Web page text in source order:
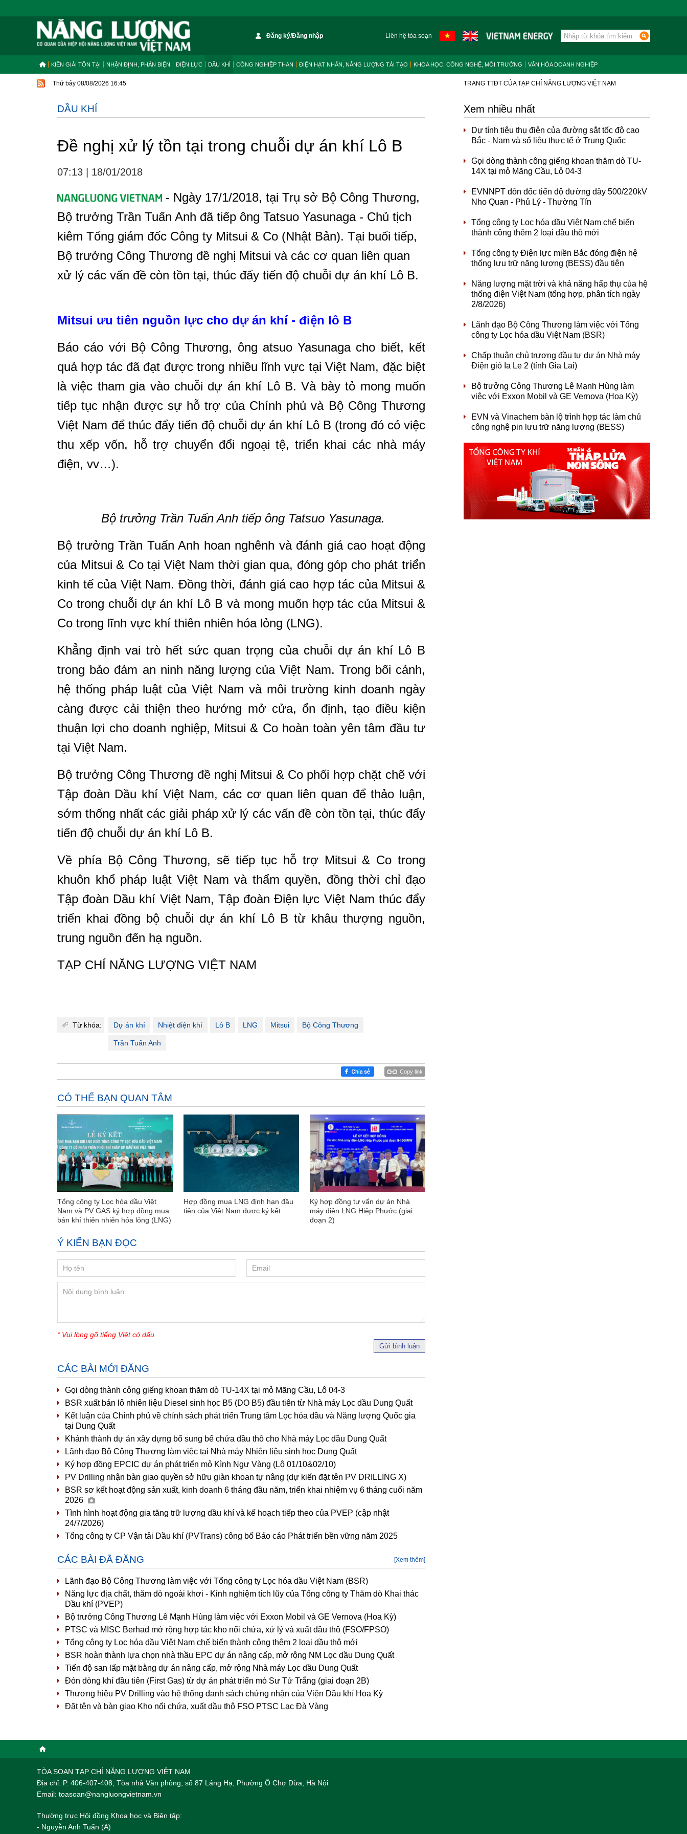
Đăng ký/Đăng nhập Liên hệ tòa soạn
KIẾN GIẢI TỒN TẠI NHẬN ĐỊNH, PHẢN BIỆN ĐIỆN LỰC DẦU KHÍ CÔNG NGHIỆP THAN ĐIỆN HẠT NHÂN, NĂNG LƯỢNG TÁI TẠO KHOA HỌC, CÔNG NGHỆ, MÔI TRƯỜNG VĂN HÓA DOANH NGHIỆP
Thứ bảy 08/08/2026 16:45 TRANG TTĐT CỦA TẠP CHÍ NĂNG LƯỢNG VIỆT NAM
DẦU KHÍ
Đề nghị xử lý tồn tại trong chuỗi dự án khí Lô B
07:13 18/01/2018
- Ngày 17/1/2018, tại Trụ sở Bộ Công Thương,
Bộ trưởng Trần Tuấn Anh đã tiếp ông Tatsuo Yasunaga - Chủ tịch
kiêm Tổng giám đốc Công ty Mitsui & Co (Nhật Bản). Tại buổi tiếp,
Bộ trưởng Công Thương đề nghị Mitsui và các cơ quan liên quan
xử lý các vấn đề còn tồn tại, thúc đẩy tiến độ chuỗi dự án khí Lô B.
Mitsui ưu tiên nguồn lực cho dự án khí - điện lô B
Báo cáo với Bộ Công Thương, ông atsuo Yasunaga cho biết, kết
quả hợp tác đã đạt được trong nhiều lĩnh vực tại Việt Nam, đặc biệt
là việc tham gia vào chuỗi dự án khí Lô B. Và bày tỏ mong muốn
tiếp tục nhận được sự hỗ trợ của Chính phủ và Bộ Công Thương
Việt Nam để thúc đẩy tiến độ chuỗi dự án khí Lô B (trong đó có việc
thu xếp vốn, hỗ trợ chuyển đổi ngoại tệ, triển khai các nhà máy
điện, vv…).
Bộ trưởng Trần Tuấn Anh tiếp ông Tatsuo Yasunaga.
Bộ trưởng Trần Tuấn Anh hoan nghênh và đánh giá cao hoạt động
của Mitsui & Co tại Việt Nam thời gian qua, đóng góp cho phát triển
kinh tế của Việt Nam. Đồng thời, đánh giá cao hợp tác của Mitsui &
Co trong chuỗi dự án khí Lô B và mong muốn hợp tác của Mitsui &
Co trong lĩnh vực khí thiên nhiên hóa lỏng (LNG).
Khẳng định vai trò hết sức quan trọng của chuỗi dự án khí Lô B
trong bảo đảm an ninh năng lượng của Việt Nam. Trong bối cảnh,
hệ thống pháp luật của Việt Nam và môi trường kinh doanh ngày
càng được cải thiện theo hướng mở cửa, ổn định, tạo điều kiện
thuận lợi cho doanh nghiệp, Mitsui & Co hoàn toàn yên tâm đầu tư
tại Việt Nam.
Bộ trưởng Công Thương đề nghị Mitsui & Co phối hợp chặt chẽ với
Tập đoàn Dầu khí Việt Nam, các cơ quan liên quan để thảo luận,
sớm thống nhất các giải pháp xử lý các vấn đề còn tồn tại, thúc đẩy
tiến độ chuỗi dự án khí Lô B.
Về phía Bộ Công Thương, sẽ tiếp tục hỗ trợ Mitsui & Co trong
khuôn khổ pháp luật Việt Nam và thẩm quyền, đồng thời chỉ đạo
Tập đoàn Dầu khí Việt Nam, Tập đoàn Điện lực Việt Nam thúc đẩy
triển khai đồng bộ chuỗi dự án khí Lô B từ khâu thượng nguồn,
trung nguồn đến hạ nguồn.
TẠP CHÍ NĂNG LƯỢNG VIỆT NAM
Từ khóa: Dự án khí Nhiệt điện khí Lô B LNG Mitsui Bộ Công Thương
Trần Tuấn Anh
Copy link
CÓ THỂ BẠN QUAN TÂM
Tổng công ty Lọc hóa dầu Việt
Nam và PV GAS ký hợp đồng mua
bán khí thiên nhiên hóa lỏng (LNG)
Hợp đồng mua LNG định hạn đầu
tiên của Việt Nam được ký kết
Ký hợp đồng tư vấn dự án Nhà
máy điện LNG Hiệp Phước (giai
đoạn 2)
Ý KIẾN BẠN ĐỌC
* Vui lòng gõ tiếng Việt có dấu
Gửi bình luận
CÁC BÀI MỚI ĐĂNG
Gọi dòng thành công giếng khoan thăm dò TU-14X tại mỏ Mãng Cầu, Lô 04-3
BSR xuất bán lô nhiên liệu Diesel sinh học B5 (DO B5) đầu tiên từ Nhà máy Lọc dầu Dung Quất
Kết luận của Chính phủ về chính sách phát triển Trung tâm Lọc hóa dầu và Năng lượng Quốc gia
tại Dung Quất
Khánh thành dự án xây dựng bổ sung bể chứa dầu thô cho Nhà máy Lọc dầu Dung Quất
Lãnh đạo Bộ Công Thương làm việc tại Nhà máy Nhiên liệu sinh học Dung Quất
Ký hợp đồng EPCIC dự án phát triển mỏ Kình Ngư Vàng (Lô 01/10&02/10)
PV Drilling nhận bàn giao quyền sở hữu giàn khoan tự nâng (dự kiến đặt tên PV DRILLING X)
BSR sơ kết hoạt động sản xuất, kinh doanh 6 tháng đầu năm, triển khai nhiệm vụ 6 tháng cuối năm
2026
Tình hình hoạt động gia tăng trữ lượng dầu khí và kế hoạch tiếp theo của PVEP (cập nhật
24/7/2026)
Tổng công ty CP Vận tải Dầu khí (PVTrans) công bố Báo cáo Phát triển bền vững năm 2025
CÁC BÀI ĐÃ ĐĂNG [Xem thêm]
Lãnh đạo Bộ Công Thương làm việc với Tổng công ty Lọc hóa dầu Việt Nam (BSR)
Năng lực địa chất, thăm dò ngoài khơi - Kinh nghiệm tích lũy của Tổng công ty Thăm dò Khai thác
Dầu khí (PVEP)
Bộ trưởng Công Thương Lê Mạnh Hùng làm việc với Exxon Mobil và GE Vernova (Hoa Kỳ)
PTSC và MISC Berhad mở rộng hợp tác kho nổi chứa, xử lý và xuất dầu thô (FSO/FPSO)
Tổng công ty Lọc hóa dầu Việt Nam chế biến thành công thêm 2 loại dầu thô mới
BSR hoàn thành lựa chọn nhà thầu EPC dự án nâng cấp, mở rộng NM Lọc dầu Dung Quất
Tiến độ san lấp mặt bằng dự án nâng cấp, mở rộng Nhà máy Lọc dầu Dung Quất
Đón dòng khí đầu tiên (First Gas) từ dự án phát triển mỏ Sư Tử Trắng (giai đoạn 2B)
Thương hiệu PV Drilling vào hệ thống danh sách chứng nhận của Viện Dầu khí Hoa Kỳ
Đặt tên và bàn giao Kho nổi chứa, xuất dầu thô FSO PTSC Lạc Đà Vàng
Xem nhiều nhất
Dự tính tiêu thụ điện của đường sắt tốc độ cao
Bắc - Nam và số liệu thực tế ở Trung Quốc
Gọi dòng thành công giếng khoan thăm dò TU-
14X tại mỏ Mãng Cầu, Lô 04-3
EVNNPT đôn đốc tiến độ đường dây 500/220kV
Nho Quan - Phủ Lý - Thường Tín
Tổng công ty Lọc hóa dầu Việt Nam chế biến
thành công thêm 2 loại dầu thô mới
Tổng công ty Điện lực miền Bắc đóng điện hệ
thống lưu trữ năng lượng (BESS) đầu tiên
Năng lượng mặt trời và khả năng hấp thụ của hệ
thống điện Việt Nam (tổng hợp, phân tích ngày
2/8/2026)
Lãnh đạo Bộ Công Thương làm việc với Tổng
công ty Lọc hóa dầu Việt Nam (BSR)
Chấp thuận chủ trương đầu tư dự án Nhà máy
Điện gió Ia Le 2 (tỉnh Gia Lai)
Bộ trưởng Công Thương Lê Mạnh Hùng làm
việc với Exxon Mobil và GE Vernova (Hoa Kỳ)
EVN và Vinachem bàn lộ trình hợp tác làm chủ
công nghệ pin lưu trữ năng lượng (BESS)
TÒA SOẠN TẠP CHÍ NĂNG LƯỢNG VIỆT NAM
Địa chỉ: P. 406-407-408, Tòa nhà Văn phòng, số 87 Láng Hạ, Phường Ô Chợ Dừa, Hà Nội
Email: toasoan@nangluongvietnam.vn
Thường trực Hội đồng Khoa học và Biên tập:
​​​​​​- Nguyễn Anh Tuấn (A)